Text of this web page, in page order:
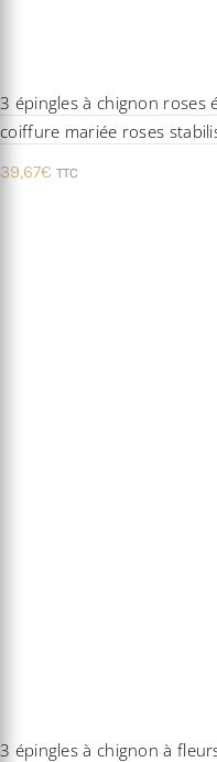
3 épingles à chignon roses
coiffure mariée roses
39,67€ TTC
3 épingles à chignon à